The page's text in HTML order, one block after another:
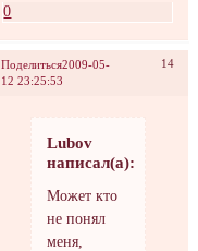
0
Поделиться 14
2009-05-
12 23:25:53
Lubov
написал(а):
Может кто
не понял
меня,